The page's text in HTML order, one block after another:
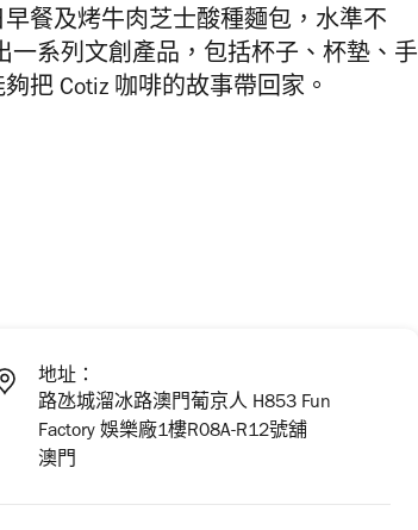
餐及烤牛肉芝士酸種麵包 ，水準不
一系列文創產品，包括杯子、杯墊、手
把 Cotiz 咖啡的故事帶回家。
地址：
路氹城溜冰路澳門葡京人 H853 Fun
Factory 娛樂廠1樓R08A-R12號舖
澳門